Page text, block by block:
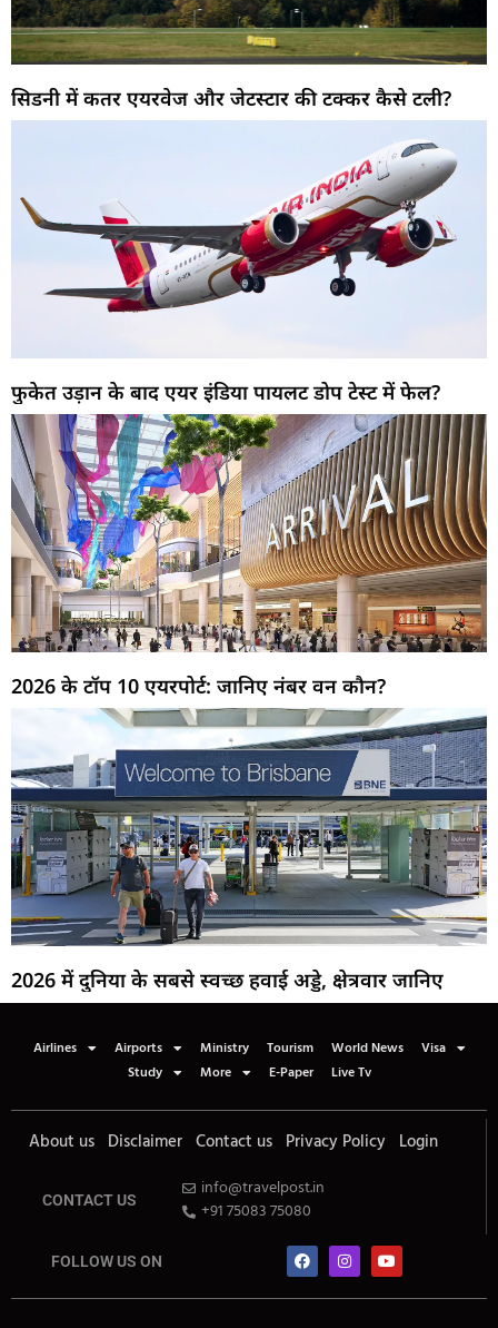
सिडनी में कतर एयरवेज और जेटस्टार की टक्कर कैसे टली?
फुकेत उड़ान के बाद एयर इंडिया पायलट डोप टेस्ट में फेल?
2026 के टॉप 10 एयरपोर्ट: जानिए नंबर वन कौन?
2026 में दुनिया के सबसे स्वच्छ हवाई अड्डे, क्षेत्रवार जानिए
Airlines Airports Ministry Tourism World News
Visa
Study
More E-Paper Live Tv
About us Disclaimer Contact us Privacy Policy Login
CONTACT US
info@travelpost.in
+91 75083 75080
FOLLOW US ON